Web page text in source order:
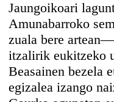
Jaungoikoari
Amunabarroko
zuala bere
itzalirik eukitzeko
Beasainen bezela
egizalea izango